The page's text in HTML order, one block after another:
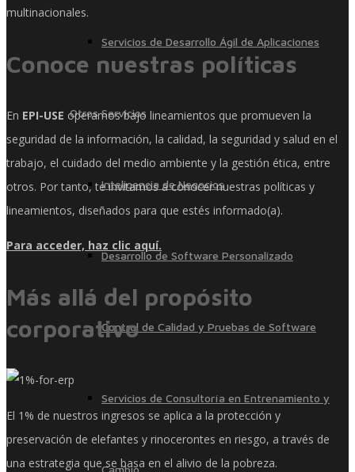
Servicios de Desarrollo Ágil de Aplicaciones
Otros Servicios
Inteligencia de Negocios
Desarrollo de Software Personalizado
Control de Calidad y Pruebas de Software
Servicios de Consultoría en Entrenamiento y
Cambio
multinacionales.
Conoce nuestras políticas
En EPI-USE operamos bajo lineamientos que promueven la
seguridad de la información, la calidad, la seguridad y salud en el
trabajo, el cuidado del medio ambiente y la gestión ética, entre
otros. Por tanto, te invitamos a conocer nuestras políticas y
lineamientos, diseñados para que estés informado(a).
Para acceder, haz clic aquí.
Más allá del propósito
corporativo
El 1% de nuestros ingresos se aplica a la protección y
preservación de elefantes y rinocerontes en riesgo, a través de
una estrategia que se basa en el alivio de la pobreza.